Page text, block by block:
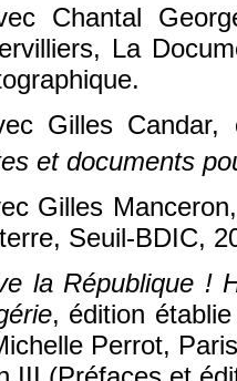
Chantal
La
Gilles
et documents
Gilles
Seuil-BDIC,
la République !
, édition
Perrot,